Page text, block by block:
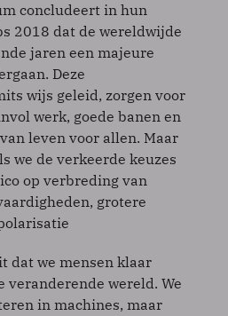
concludeert in hun
2018 dat de wereldwijde
jaren een majeure
Deze
wijs geleid, zorgen voor
werk, goede banen en
leven voor allen. Maar
we de verkeerde keuzes
op verbreding van
grotere
dat we mensen klaar
veranderende wereld. We
in machines, maar